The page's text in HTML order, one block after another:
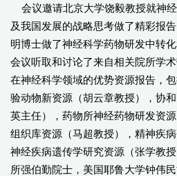
会议邀请北京大学饶毅教授就神经
及我国发展的战略思考做了精彩报
明博士做了神经科学药物研发中转
会议听取和讨论了来自相关院所学
在神经科学领域的优势资源报告，
验动物新资源（胡云章教授），协
英主任），药物所神经药物研发资
组织库资源（马超教授），精神疾
神经疾病遗传学研究资源（张学教
所强伯勤院士，美国耶鲁大学钟伟